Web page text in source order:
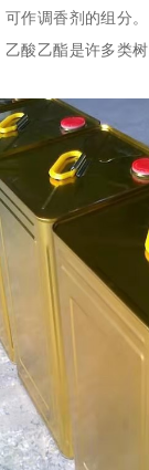
作调香剂的组分
酸乙酯是许多类